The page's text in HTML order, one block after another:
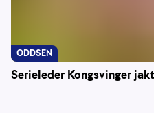
Serieleder Kongsvinger
ODDSEN